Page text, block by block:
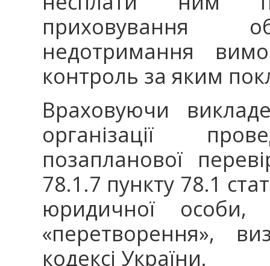
приховування
недотримання
контроль за яким
Враховуючи
організації
позапланової
78.1.7 пункту 78.1
юридичної особи,
«перетворення»,
кодексі України.